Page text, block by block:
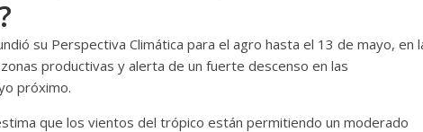
su Perspectiva Climática para el agro hasta el 13 de mayo, en
productivas y alerta de un fuerte descenso en las
próximo.
que los vientos del trópico están permitiendo un moderado